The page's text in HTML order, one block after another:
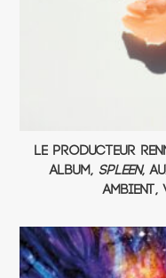
Le producteur
album, Spleen,
ambient,